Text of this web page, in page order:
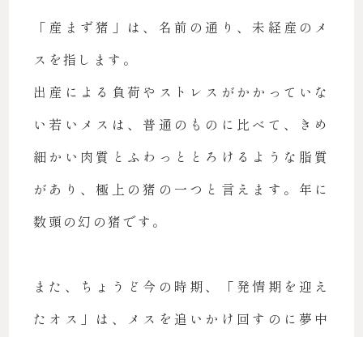
「産まず猪」は、名前の通り、未経産のメ
スを指します。
出産による負荷やストレスがかかっていな
い若いメスは、普通のものに比べて、きめ
細かい肉質とふわっととろけるような脂質
があり、極上の猪の一つと言えます。年に
数頭の幻の猪です。
また、ちょうど今の時期、「発情期を迎え
たオス」は、メスを追いかけ回すのに夢中